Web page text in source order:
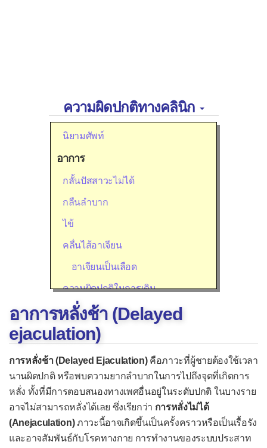
ความผิดปกติทางคลินิก
นิยามศัพท์
อาการ
กลั้นปัสสาวะไม่ได้
กลืนลำบาก
ไข้
คลื่นไส้อาเจียน
อาเจียนเป็นเลือด
ความผิดปกติในการเดิน
เดินทรงตัวลำบากในคนแก่
เดินไม่ปกติในเด็ก
เจ็บขณะมีเพศสัมพันธ์
เจ็บคอ
เจ็บหู
เจ็บอก/แน่นอก
อาการหลั่งช้า (Delayed
ejaculation)
การหลั่งช้า (Delayed Ejaculation)คือภาวะที่ผู้ชายต้องใช้เวลา
นานผิดปกติ หรือพบความยากลำบากในการไปถึงจุดที่เกิดการ
หลั่ง ทั้งที่มีการตอบสนองทางเพศอื่นอยู่ในระดับปกติ ในบางราย
อาจไม่สามารถหลั่งได้เลย ซึ่งเรียกว่า การหลั่งไม่ได้
(Anejaculation)ภาวะนี้อาจเกิดขึ้นเป็นครั้งคราวหรือเป็นเรื้อรัง
และอาจสัมพันธ์กับโรคทางกาย การทำงานของระบบประสาท